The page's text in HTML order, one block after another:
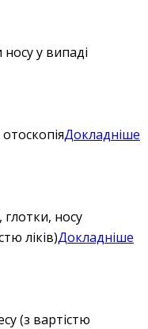
у випаді
Докладніше
носу
ліків)Докладніше
(з вартістю